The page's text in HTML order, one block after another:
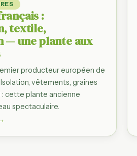
:
textile,
— une plante aux
producteur européen de
vêtements, graines
: cette plante ancienne
spectaculaire.